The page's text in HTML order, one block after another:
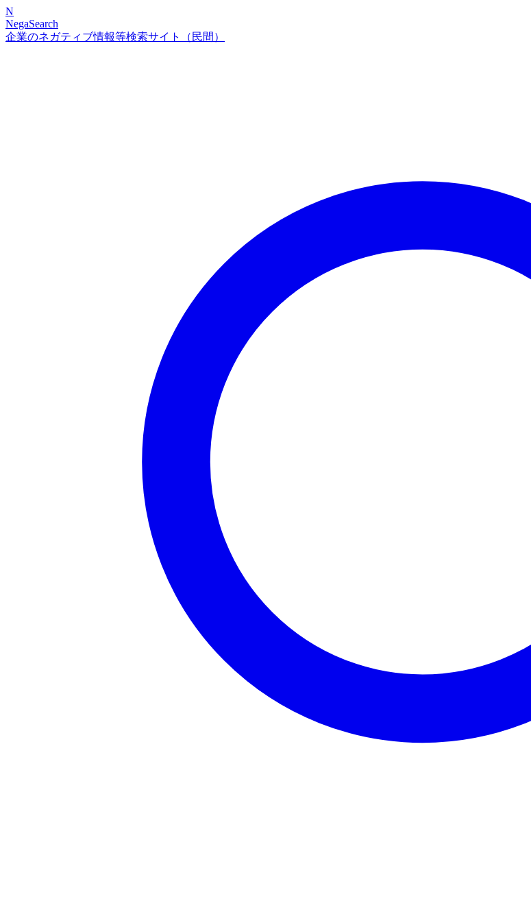
N
NegaSearch
企業のネガティブ情報等検索サイト（民間）